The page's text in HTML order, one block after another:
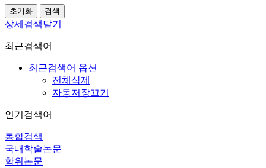
상세검색닫기
최근검색어
최근검색어 옵션
전체삭제
자동저장끄기
인기검색어
통합검색
국내학술논문
학위논문